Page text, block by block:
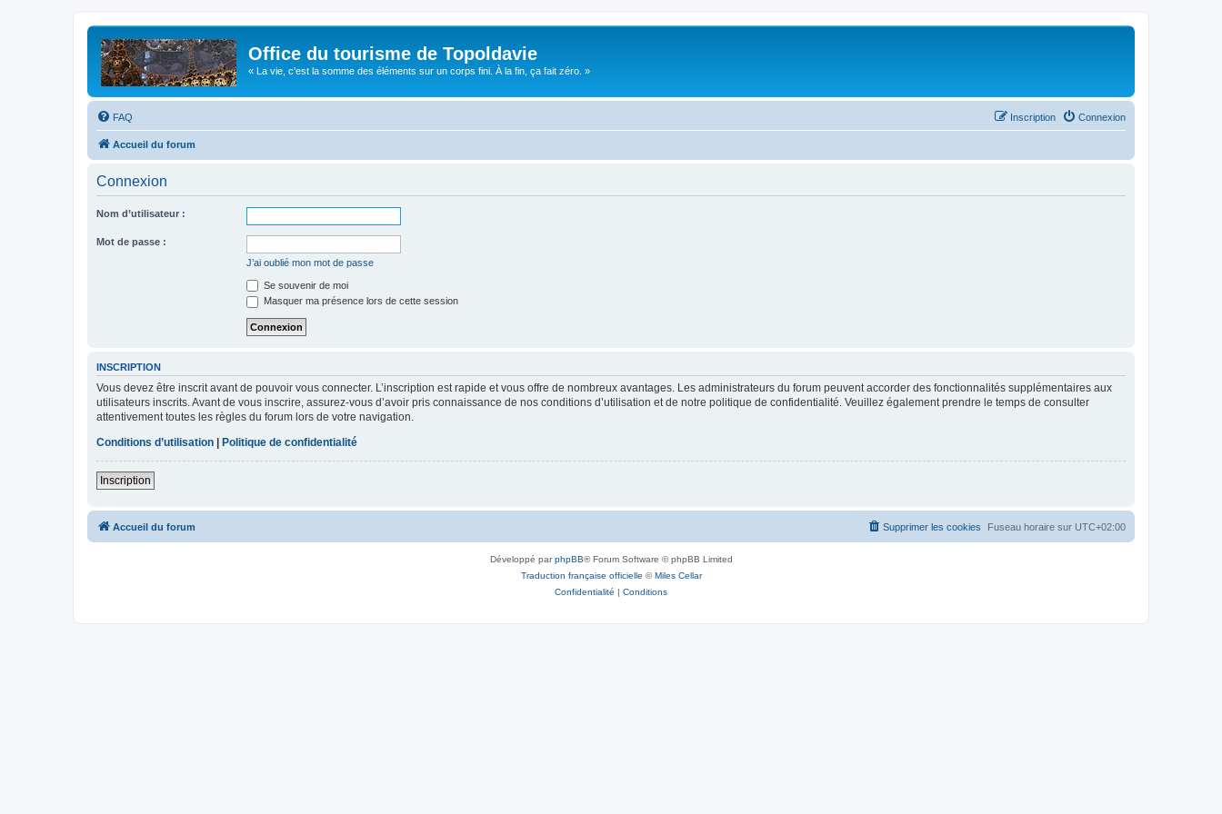
Office du tourisme de Topoldavie
« La vie, c'est la somme des éléments sur un corps fini. À la fin, ça fait zéro. »
FAQ Connexion
Inscription
Accueil du forum
Connexion
Nom d’utilisateur :
Mot de passe :
J’ai oublié mon mot de passe
Se souvenir de moi
Masquer ma présence lors de cette session
INSCRIPTION
Vous devez être inscrit avant de pouvoir vous connecter. L’inscription est rapide et vous offre de nombreux avantages. Les administrateurs du forum peuvent accorder des fonctionnalités supplémentaires aux
utilisateurs inscrits. Avant de vous inscrire, assurez-vous d’avoir pris connaissance de nos conditions d’utilisation et de notre politique de confidentialité. Veuillez également prendre le temps de consulter
attentivement toutes les règles du forum lors de votre navigation.
Conditions d’utilisation
Politique de confidentialité
Inscription
Accueil du forum Fuseau horaire sur UTC+02:00
Supprimer les cookies
Développé parphpBB® Forum Software © phpBB Limited
Traduction française officielle ©Miles Cellar
Confidentialité | Conditions